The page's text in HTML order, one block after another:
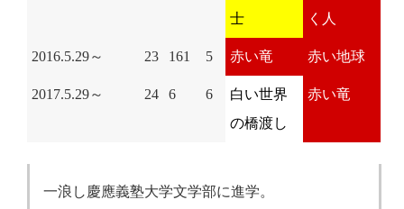
士
く人
2016.5.29～ 23 161 5 赤い竜 赤い地球
2017.5.29～ 24 6 6
白い世界
の橋渡し
赤い竜
一浪し慶應義塾大学文学部に進学。